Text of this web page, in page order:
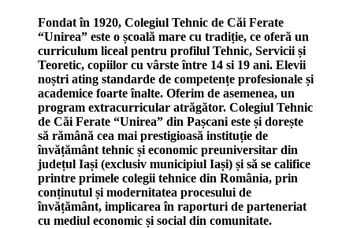
Fondat în 1920, Colegiul Tehnic de Căi Ferate
“Unirea” este o școală mare cu tradiție, ce oferă un
curriculum liceal pentru profilul Tehnic, Servicii și
Teoretic, copiilor cu vârste între 14 si 19 ani. Elevii
noștri ating standarde de competențe profesionale și
academice foarte înalte. Oferim de asemenea, un
program extracurricular atrăgător. Colegiul Tehnic
de Căi Ferate “Unirea” din Pașcani este și dorește
să rămână cea mai prestigioasă instituție de
învățământ tehnic și economic preuniversitar din
județul Iași (exclusiv municipiul Iași) și să se califice
printre primele colegii tehnice din România, prin
conținutul și modernitatea procesului de
învățământ, implicarea în raporturi de parteneriat
cu mediul economic și social din comunitate.